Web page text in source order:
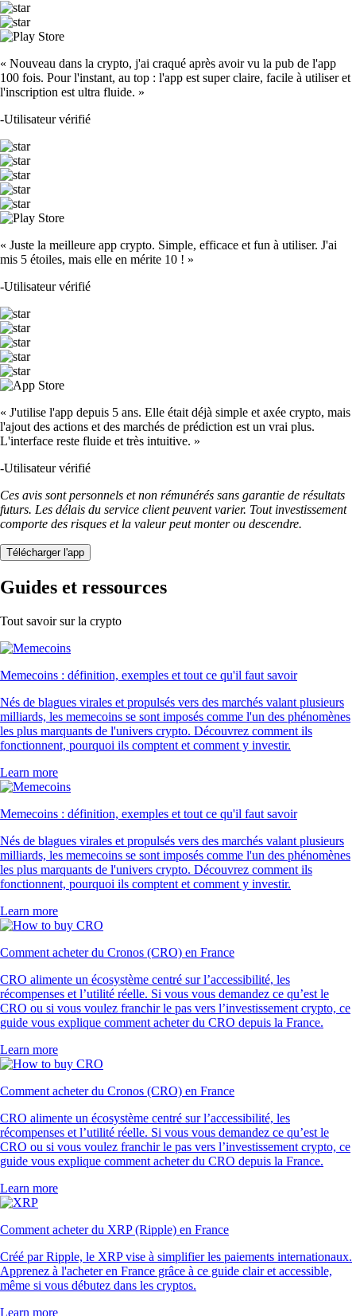
« Nouveau dans la crypto, j'ai craqué après avoir vu la pub de l'app
100 fois. Pour l'instant, au top : l'app est super claire, facile à utiliser et
l'inscription est ultra fluide. »
-Utilisateur vérifié
« Juste la meilleure app crypto. Simple, efficace et fun à utiliser. J'ai
mis 5 étoiles, mais elle en mérite 10 ! »
-Utilisateur vérifié
« J'utilise l'app depuis 5 ans. Elle était déjà simple et axée crypto, mais
l'ajout des actions et des marchés de prédiction est un vrai plus.
L'interface reste fluide et très intuitive. »
-Utilisateur vérifié
Ces avis sont personnels et non rémunérés sans garantie de résultats
futurs. Les délais du service client peuvent varier. Tout investissement
comporte des risques et la valeur peut monter ou descendre.
Télécharger l'app
Guides et ressources
Tout savoir sur la crypto
Memecoins : définition, exemples et tout ce qu'il faut savoir
Nés de blagues virales et propulsés vers des marchés valant plusieurs
milliards, les memecoins se sont imposés comme l'un des phénomènes
les plus marquants de l'univers crypto. Découvrez comment ils
fonctionnent, pourquoi ils comptent et comment y investir.
Learn more
Memecoins : définition, exemples et tout ce qu'il faut savoir
Nés de blagues virales et propulsés vers des marchés valant plusieurs
milliards, les memecoins se sont imposés comme l'un des phénomènes
les plus marquants de l'univers crypto. Découvrez comment ils
fonctionnent, pourquoi ils comptent et comment y investir.
Learn more
Comment acheter du Cronos (CRO) en France
CRO alimente un écosystème centré sur l’accessibilité, les
récompenses et l’utilité réelle. Si vous vous demandez ce qu’est le
CRO ou si vous voulez franchir le pas vers l’investissement crypto, ce
guide vous explique comment acheter du CRO depuis la France.
Learn more
Comment acheter du Cronos (CRO) en France
CRO alimente un écosystème centré sur l’accessibilité, les
récompenses et l’utilité réelle. Si vous vous demandez ce qu’est le
CRO ou si vous voulez franchir le pas vers l’investissement crypto, ce
guide vous explique comment acheter du CRO depuis la France.
Learn more
Comment acheter du XRP (Ripple) en France
Créé par Ripple, le XRP vise à simplifier les paiements internationaux.
Apprenez à l'acheter en France grâce à ce guide clair et accessible,
même si vous débutez dans les cryptos.
Learn more